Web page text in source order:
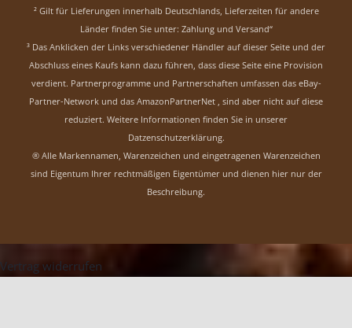
² Gilt für Lieferungen innerhalb Deutschlands, Lieferzeiten für andere
Länder finden Sie unter: Zahlung und Versand“
³ Das Anklicken der Links verschiedener Händler auf dieser Seite und der
Abschluss eines Kaufs kann dazu führen, dass diese Seite eine Provision
verdient. Partnerprogramme und Partnerschaften umfassen das eBay-
Partner-Network und das AmazonPartnerNet , sind aber nicht auf diese
reduziert. Weitere Informationen finden Sie in unserer
Datzenschutzerklärung.
® Alle Markennamen, Warenzeichen und eingetragenen Warenzeichen
sind Eigentum Ihrer rechtmäßigen Eigentümer und dienen hier nur der
Beschreibung.
Vertrag widerrufen